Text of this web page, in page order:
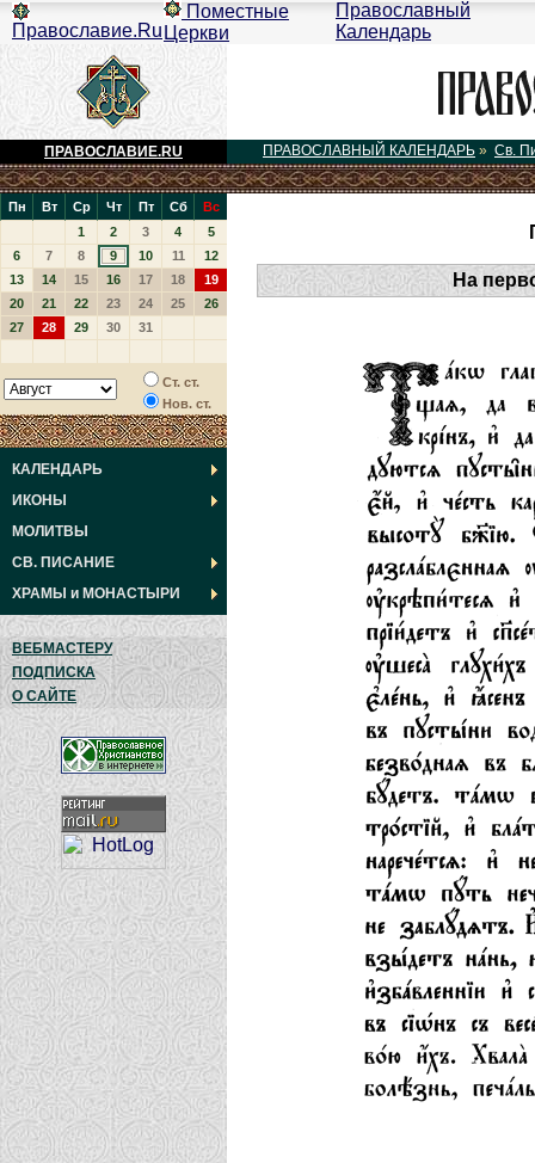
Православие.Ru
Поместные
Церкви
Православный
Календарь
ПРАВОСЛАВИЕ.RU ПРАВОСЛАВНЫЙ КАЛЕНДАРЬ » Св.
Пн Вт Ср Чт Пт Сб
Вс
1
2 3 4
5
6
7 8 9 10 11
12
13
14 15 16 17 18
19
20
21 22 23 24 25
26
27
28 29 30 31
Ст. ст.
Нов. ст.
КАЛЕНДАРЬ
ИКОНЫ
МОЛИТВЫ
СВ. ПИСАНИЕ
ХРАМЫ и МОНАСТЫРИ
ВЕБМАСТЕРУ
ПОДПИСКА
О САЙТЕ
На